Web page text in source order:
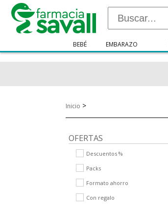
BEBÉ EMBARAZO
Inicio >
OFERTAS
Descuentos %
Packs
Formato ahorro
Con regalo